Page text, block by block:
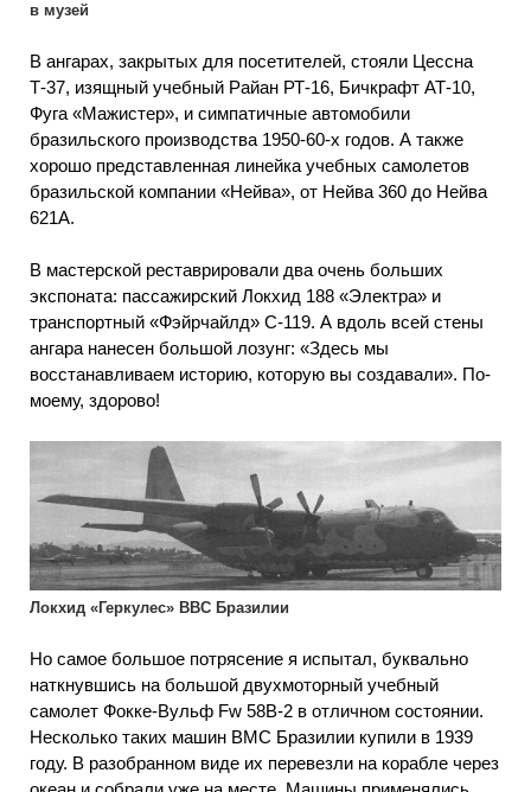
в музей
В ангарах, закрытых для посетителей, стояли Цессна
Т-37, изящный учебный Райан РТ-16, Бичкрафт АТ-10,
Фуга «Мажистер», и симпатичные автомобили
бразильского производства 1950-60-х годов. А также
хорошо представленная линейка учебных самолетов
бразильской компании «Нейва», от Нейва 360 до Нейва
621А.
В мастерской реставрировали два очень больших
экспоната: пассажирский Локхид 188 «Электра» и
транспортный «Фэйрчайлд» С-119. А вдоль всей стены
ангара нанесен большой лозунг: «Здесь мы
восстанавливаем историю, которую вы создавали». По-
моему, здорово!
Локхид «Геркулес» ВВС Бразилии
Но самое большое потрясение я испытал, буквально
наткнувшись на большой двухмоторный учебный
самолет Фокке-Вульф Fw 58В-2 в отличном состоянии.
Несколько таких машин ВМС Бразилии купили в 1939
году. В разобранном виде их перевезли на корабле через